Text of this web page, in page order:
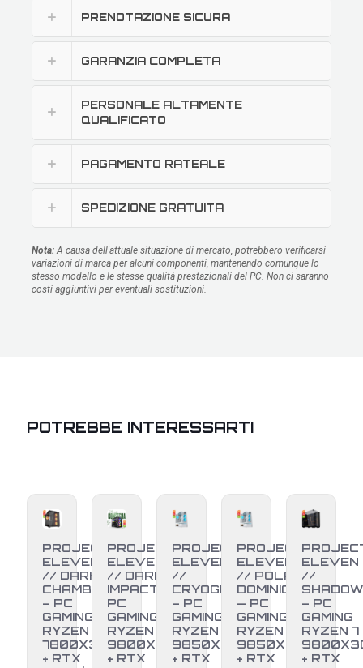
PRENOTAZIONE SICURA
GARANZIA COMPLETA
PERSONALE ALTAMENTE
QUALIFICATO
PAGAMENTO RATEALE
SPEDIZIONE GRATUITA
Nota: A causa dell'attuale situazione di mercato, potrebbero verificarsi
variazioni di marca per alcuni componenti, mantenendo comunque lo
stesso modello e le stesse qualità prestazionali del PC. Non ci saranno
costi aggiuntivi per eventuali sostituzioni.
POTREBBE INTERESSARTI
PROJECT
ELEVEN
// DARK
CHAMBER
– PC
GAMING
RYZEN 7
7800X3D
+ RTX
PROJECT
ELEVEN
// DARK
IMPACT –
PC
GAMING
RYZEN 7
9800X3D
+ RTX
PROJECT
ELEVEN
//
CRYOGEN
– PC
GAMING
RYZEN 7
9850X3D
+ RTX
PROJECT
ELEVEN
// POLAR
DOMINION
— PC
GAMING
RYZEN 7
9850X3D
+ RTX
ELEVEN
//
SHADOW
– PC
GAMING
RYZEN 7
+ RTX